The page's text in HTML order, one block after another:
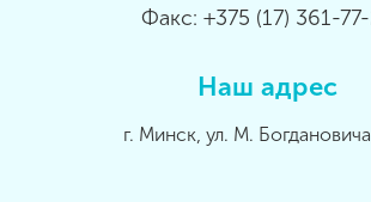
Факс: +375 (17) 361-
Наш адрес
г. Минск, ул. М.